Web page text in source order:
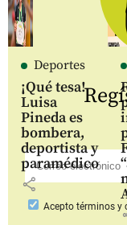
Deportes
¡Qué tesa!
Luisa
Pineda es
bombera,
deportista y
paramédico
share
Aceptotérminos y